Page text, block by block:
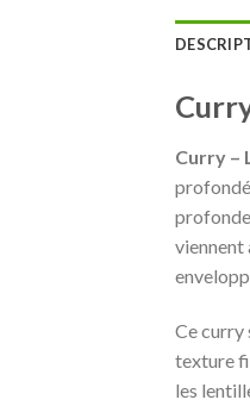
Curry –
viennent
Ce curry
texture
les